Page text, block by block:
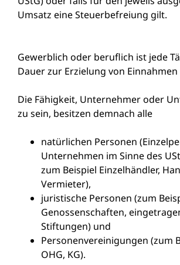
Umsatz eine Steuerbefreiung gilt.
Gewerblich oder beruflich ist jede
Dauer zur Erzielung von
Die Fähigkeit, Unternehmer oder
zu sein, besitzen demnach alle
natürlichen Personen
Unternehmen im Sinne des
zum Beispiel Einzelhändler,
Vermieter),
juristische Personen (zum
Genossenschaften,
Stiftungen) und
Personenvereinigungen (zum
OHG, KG).